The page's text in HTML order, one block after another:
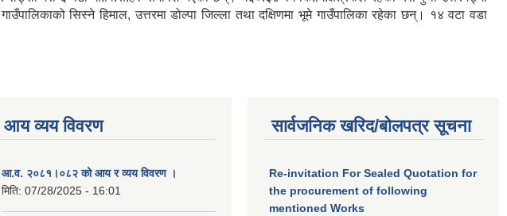
सिस्ने हिमाल, उत्तरमा डोल्पा जिल्ला तथा दक्षिणमा भूमे गाउँपालिका रहेका छन्। १४ वटा वडा
आय व्यय विवरण
आ.व. २०८१।०८२ को आय र व्यय विवरण ।
मिति: 07/28/2025 - 16:01
सार्वजनिक खरिद/बोलपत्र सूचना
Re-invitation For Sealed Quotation for
the procurement of following
mentioned Works